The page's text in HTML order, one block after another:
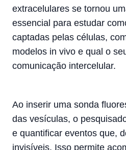
extracelulares se tornou
essencial para estudar
captadas pelas células,
modelos in vivo e qual o
comunicação intercelular.
Ao inserir uma sonda
das vesículas, o
e quantificar eventos que,
invisíveis. Isso permite